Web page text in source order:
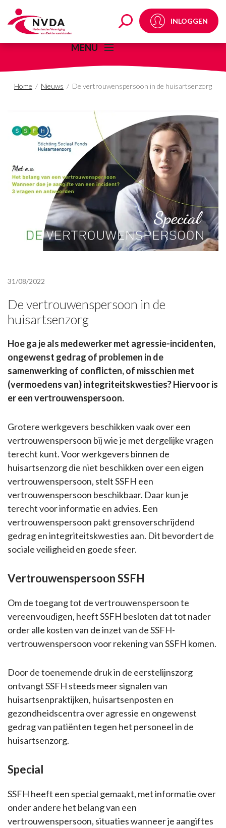
De INLOGGEN
MENU
Home / Nieuws / De vertrouwenspersoon in de huisartsenzorg
31/08/2022
De vertrouwenspersoon in de
huisartsenzorg
Hoe ga je als medewerker met agressie-incidenten,
ongewenst gedrag of problemen in de
samenwerking of conflicten, of misschien met
(vermoedens van) integriteitskwesties? Hiervoor is
er een vertrouwenspersoon.
Grotere werkgevers beschikken vaak over een
vertrouwenspersoon bij wie je met dergelijke vragen
terecht kunt. Voor werkgevers binnen de
huisartsenzorg die niet beschikken over een eigen
vertrouwenspersoon, stelt SSFH een
vertrouwenspersoon beschikbaar. Daar kun je
terecht voor informatie en advies. Een
vertrouwenspersoon pakt grensoverschrijdend
gedrag en integriteitskwesties aan. Dit bevordert de
sociale veiligheid en goede sfeer.
Vertrouwenspersoon SSFH
Om de toegang tot de vertrouwenspersoon te
vereenvoudigen, heeft SSFH besloten dat tot nader
order alle kosten van de inzet van de SSFH-
vertrouwenspersoon voor rekening van SSFH komen.
Door de toenemende druk in de eerstelijnszorg
ontvangt SSFH steeds meer signalen van
huisartsenpraktijken, huisartsenposten en
gezondheidscentra over agressie en ongewenst
gedrag van patiënten tegen het personeel in de
huisartsenzorg.
Special
SSFH heeft een special gemaakt, met informatie over
onder andere het belang van een
vertrouwenspersoon, situaties wanneer je aangiftes